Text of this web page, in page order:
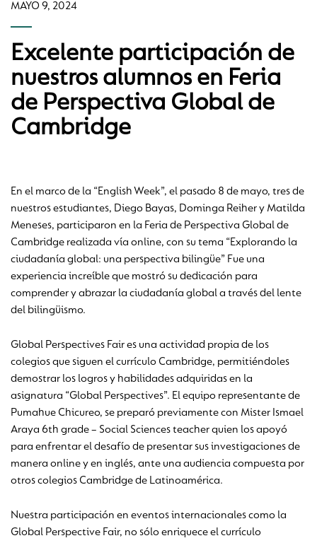
MAYO 9, 2024
Excelente participación de
nuestros alumnos en Feria
de Perspectiva Global de
Cambridge
En el marco de la “English Week”, el pasado 8 de mayo, tres de
nuestros estudiantes, Diego Bayas, Dominga Reiher y Matilda
Meneses, participaron en la Feria de Perspectiva Global de
Cambridge realizada vía online, con su tema “Explorando la
ciudadanía global: una perspectiva bilingüe” Fue una
experiencia increíble que mostró su dedicación para
comprender y abrazar la ciudadanía global a través del lente
del bilingüismo.
Global Perspectives Fair es una actividad propia de los
colegios que siguen el currículo Cambridge, permitiéndoles
demostrar los logros y habilidades adquiridas en la
asignatura “Global Perspectives”. El equipo representante de
Pumahue Chicureo, se preparó previamente con Mister Ismael
Araya 6th grade – Social Sciences teacher quien los apoyó
para enfrentar el desafío de presentar sus investigaciones de
manera online y en inglés, ante una audiencia compuesta por
otros colegios Cambridge de Latinoamérica.
Nuestra participación en eventos internacionales como la
Global Perspective Fair, no sólo enriquece el currículo